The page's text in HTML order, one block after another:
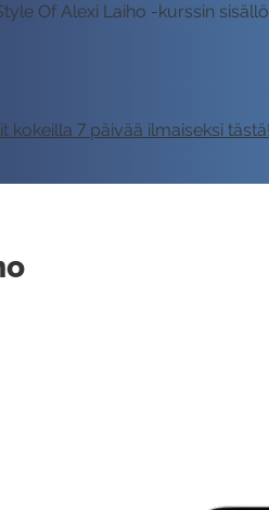
Of Alexi Laiho -kurssin
kokeilla 7 päivää ilmaiseksi